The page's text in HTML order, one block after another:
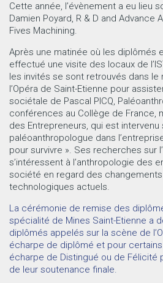
Cette année, l’évènement a eu lieu
Damien Poyard, R & D and Advance
Fives Machining.
Après une matinée où les diplômés
effectué une visite des locaux de
les invités se sont retrouvés dans le
l’Opéra de Saint-Etienne pour
sociétale de Pascal PICQ,
conférences au Collège de France,
des Entrepreneurs, qui est intervenu
paléoanthropologue dans
pour survivre ». Ses recherches sur
s’intéressent à l’anthropologie des
société en regard des
technologiques actuels.
La cérémonie de remise des diplôm
spécialité de Mines Saint-Etienne a
diplômés appelés sur la scène de
écharpe de diplômé et pour certains
écharpe de Distingué ou de Félicité
de leur soutenance finale.